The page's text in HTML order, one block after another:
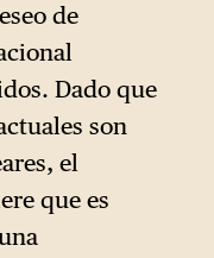
de
Dado que
son
el
que es